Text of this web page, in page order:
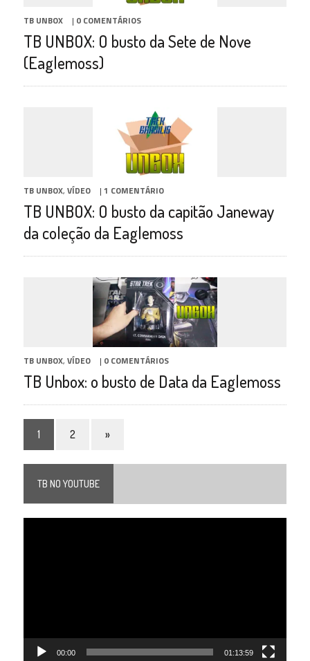
TB UNBOX | 0 COMENTÁRIOS
TB UNBOX: O busto da Sete de Nove
(Eaglemoss)
TB UNBOX, VÍDEO | 1 COMENTÁRIO
TB UNBOX: O busto da capitão Janeway
da coleção da Eaglemoss
TB UNBOX, VÍDEO | 0 COMENTÁRIOS
TB Unbox: o busto de Data da Eaglemoss
1 2 »
TB NO YOUTUBE
00:00 01:13:59